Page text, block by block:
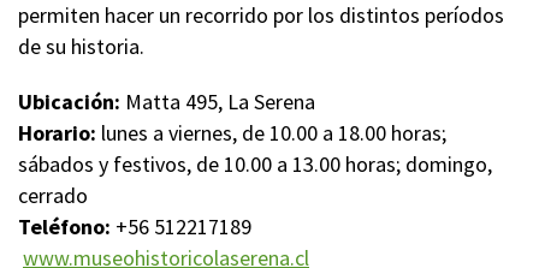
permiten hacer un recorrido por los distintos períodos
de su historia.
Ubicación: Matta 495, La Serena
Horario: lunes a viernes, de 10.00 a 18.00 horas;
sábados y festivos, de 10.00 a 13.00 horas; domingo,
cerrado
Teléfono: +56 512217189
www.museohistoricolaserena.cl